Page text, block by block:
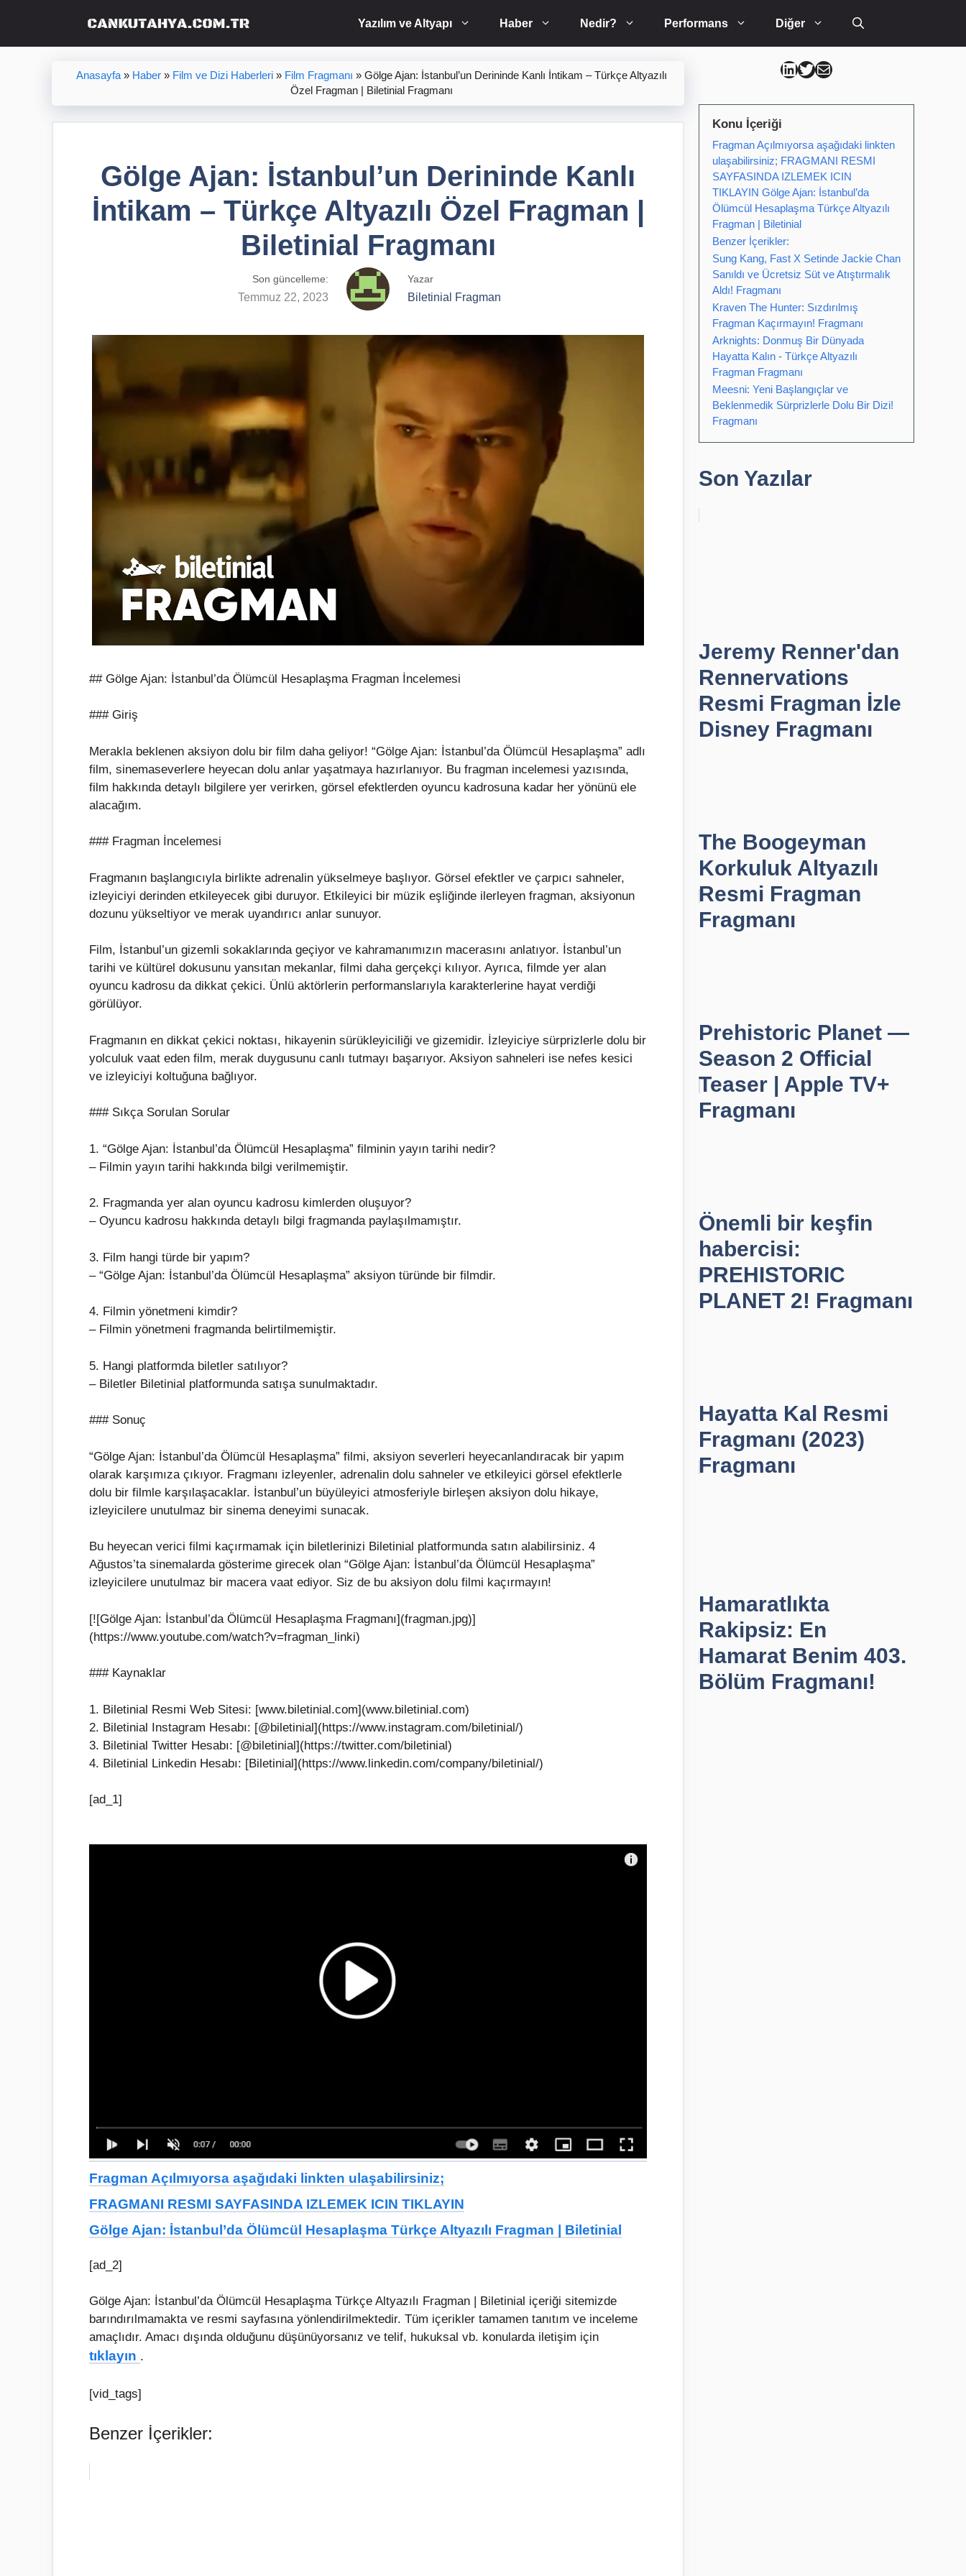
Yazılım ve Altyapı Haber Nedir? Performans Diğer
Anasayfa » Haber » Film ve Dizi Haberleri » Film Fragmanı » Gölge Ajan: İstanbul’un Derininde Kanlı İntikam – Türkçe Altyazılı
Özel Fragman | Biletinial Fragmanı
Gölge Ajan: İstanbul’un Derininde Kanlı
İntikam – Türkçe Altyazılı Özel Fragman |
Biletinial Fragmanı
Son güncelleme:
Temmuz 22, 2023
Yazar
Biletinial Fragman
## Gölge Ajan: İstanbul’da Ölümcül Hesaplaşma Fragman İncelemesi
### Giriş
Merakla beklenen aksiyon dolu bir film daha geliyor! “Gölge Ajan: İstanbul’da Ölümcül Hesaplaşma” adlı
film, sinemaseverlere heyecan dolu anlar yaşatmaya hazırlanıyor. Bu fragman incelemesi yazısında,
film hakkında detaylı bilgilere yer verirken, görsel efektlerden oyuncu kadrosuna kadar her yönünü ele
alacağım.
### Fragman İncelemesi
Fragmanın başlangıcıyla birlikte adrenalin yükselmeye başlıyor. Görsel efektler ve çarpıcı sahneler,
izleyiciyi derinden etkileyecek gibi duruyor. Etkileyici bir müzik eşliğinde ilerleyen fragman, aksiyonun
dozunu yükseltiyor ve merak uyandırıcı anlar sunuyor.
Film, İstanbul’un gizemli sokaklarında geçiyor ve kahramanımızın macerasını anlatıyor. İstanbul’un
tarihi ve kültürel dokusunu yansıtan mekanlar, filmi daha gerçekçi kılıyor. Ayrıca, filmde yer alan
oyuncu kadrosu da dikkat çekici. Ünlü aktörlerin performanslarıyla karakterlerine hayat verdiği
görülüyor.
Fragmanın en dikkat çekici noktası, hikayenin sürükleyiciliği ve gizemidir. İzleyiciye sürprizlerle dolu bir
yolculuk vaat eden film, merak duygusunu canlı tutmayı başarıyor. Aksiyon sahneleri ise nefes kesici
ve izleyiciyi koltuğuna bağlıyor.
### Sıkça Sorulan Sorular
1. “Gölge Ajan: İstanbul’da Ölümcül Hesaplaşma” filminin yayın tarihi nedir?
– Filmin yayın tarihi hakkında bilgi verilmemiştir.
2. Fragmanda yer alan oyuncu kadrosu kimlerden oluşuyor?
– Oyuncu kadrosu hakkında detaylı bilgi fragmanda paylaşılmamıştır.
3. Film hangi türde bir yapım?
– “Gölge Ajan: İstanbul’da Ölümcül Hesaplaşma” aksiyon türünde bir filmdir.
4. Filmin yönetmeni kimdir?
– Filmin yönetmeni fragmanda belirtilmemiştir.
5. Hangi platformda biletler satılıyor?
– Biletler Biletinial platformunda satışa sunulmaktadır.
### Sonuç
“Gölge Ajan: İstanbul’da Ölümcül Hesaplaşma” filmi, aksiyon severleri heyecanlandıracak bir yapım
olarak karşımıza çıkıyor. Fragmanı izleyenler, adrenalin dolu sahneler ve etkileyici görsel efektlerle
dolu bir filmle karşılaşacaklar. İstanbul’un büyüleyici atmosferiyle birleşen aksiyon dolu hikaye,
izleyicilere unutulmaz bir sinema deneyimi sunacak.
Bu heyecan verici filmi kaçırmamak için biletlerinizi Biletinial platformunda satın alabilirsiniz. 4
Ağustos’ta sinemalarda gösterime girecek olan “Gölge Ajan: İstanbul’da Ölümcül Hesaplaşma”
izleyicilere unutulmaz bir macera vaat ediyor. Siz de bu aksiyon dolu filmi kaçırmayın!
[![Gölge Ajan: İstanbul’da Ölümcül Hesaplaşma Fragmanı](fragman.jpg)]
(https://www.youtube.com/watch?v=fragman_linki)
### Kaynaklar
1. Biletinial Resmi Web Sitesi: [www.biletinial.com](www.biletinial.com)
2. Biletinial Instagram Hesabı: [@biletinial](https://www.instagram.com/biletinial/)
3. Biletinial Twitter Hesabı: [@biletinial](https://twitter.com/biletinial)
4. Biletinial Linkedin Hesabı: [Biletinial](https://www.linkedin.com/company/biletinial/)
[ad_1]
Fragman Açılmıyorsa aşağıdaki linkten ulaşabilirsiniz;
FRAGMANI RESMI SAYFASINDA IZLEMEK ICIN TIKLAYIN
Gölge Ajan: İstanbul’da Ölümcül Hesaplaşma Türkçe Altyazılı Fragman | Biletinial
[ad_2]
Gölge Ajan: İstanbul’da Ölümcül Hesaplaşma Türkçe Altyazılı Fragman | Biletinial içeriği sitemizde
barındırılmamakta ve resmi sayfasına yönlendirilmektedir. Tüm içerikler tamamen tanıtım ve inceleme
amaçlıdır. Amacı dışında olduğunu düşünüyorsanız ve telif, hukuksal vb. konularda iletişim için
tıklayın .
[vid_tags]
Benzer İçerikler:
Can Kütahya Linkedin
Can Kütahya Twitter
Can Kütahya Mail
Konu İçeriği
Fragman Açılmıyorsa aşağıdaki linkten
ulaşabilirsiniz; FRAGMANI RESMI
SAYFASINDA IZLEMEK ICIN
TIKLAYIN Gölge Ajan: İstanbul’da
Ölümcül Hesaplaşma Türkçe Altyazılı
Fragman | Biletinial
Benzer İçerikler:
Sung Kang, Fast X Setinde Jackie Chan
Sanıldı ve Ücretsiz Süt ve Atıştırmalık
Aldı! Fragmanı
Kraven The Hunter: Sızdırılmış
Fragman Kaçırmayın! Fragmanı
Arknights: Donmuş Bir Dünyada
Hayatta Kalın - Türkçe Altyazılı
Fragman Fragmanı
Meesni: Yeni Başlangıçlar ve
Beklenmedik Sürprizlerle Dolu Bir Dizi!
Fragmanı
Son Yazılar
Jeremy Renner'dan
Rennervations
Resmi Fragman İzle
Disney Fragmanı
The Boogeyman
Korkuluk Altyazılı
Resmi Fragman
Fragmanı
Prehistoric Planet —
Season 2 Official
Teaser | Apple TV+
Fragmanı
Önemli bir keşfin
habercisi:
PREHISTORIC
PLANET 2! Fragmanı
Hayatta Kal Resmi
Fragmanı (2023)
Fragmanı
Hamaratlıkta
Rakipsiz: En
Hamarat Benim 403.
Bölüm Fragmanı!